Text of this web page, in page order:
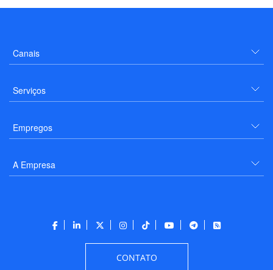
Canais
Serviços
Empregos
A Empresa
CONTATO